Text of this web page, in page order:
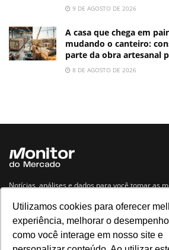
Utilizamos cookies para oferecer
experiência, melhorar o
como você interage em nosso site e
9 DE AGOSTO DE 2026
A casa que chega em
mudando o canteiro:
parte da obra artesanal
8 DE AGOSTO DE 2026
Notícias, análises e dados para você tomar as
Navegue no site
Últimas notícias Quem somos E-
Política de privacidade